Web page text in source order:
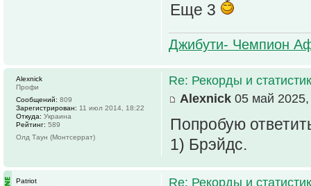
Еще 3
Джибути- Чемпион
Re: Рекорды и
Alexnick 05 май
Попробую
1) Брэйдс.
Alexnick
Профи
Сообщений: 809
Зарегистрирован: 11 июл 2014, 18:22
Откуда: Украина
Рейтинг: 589
Олд Таун (Монтсеррат)
Re: Рекорды и
Patriot